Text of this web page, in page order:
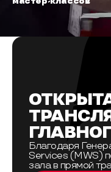
Благодаря
Services (MWS)
зала в прямой